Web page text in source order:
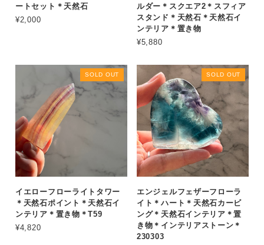
ートセット＊天然石
¥2,000
ルダー＊スクエア2＊スフィア
スタンド＊天然石＊天然石イ
ンテリア＊置き物
¥5,880
SOLD OUT
イエローフローライトタワー
＊天然石ポイント＊天然石イ
ンテリア＊置き物＊T59
¥4,820
SOLD OUT
エンジェルフェザーフローラ
イト＊ハート＊天然石カービ
ング＊天然石インテリア＊置
き物＊インテリアストーン＊
230303